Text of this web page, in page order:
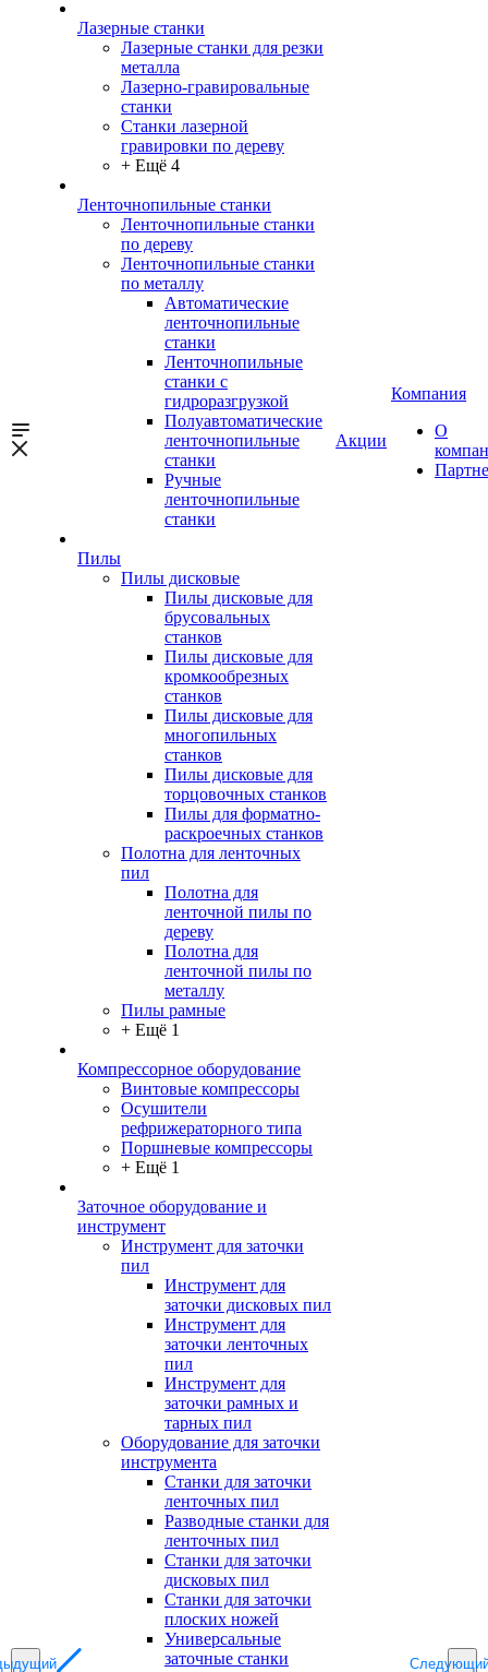
Лазерные станки
Лазерные станки для резки
металла
Лазерно-гравировальные
станки
Станки лазерной
гравировки по дереву
+ Ещё 4
Ленточнопильные станки
Ленточнопильные станки
по дереву
Ленточнопильные станки
по металлу
Автоматические
ленточнопильные
станки
Ленточнопильные
станки с
гидроразгрузкой
Полуавтоматические
ленточнопильные
станки
Ручные
ленточнопильные
станки
Пилы
Пилы дисковые
Пилы дисковые для
брусовальных
станков
Пилы дисковые для
кромкообрезных
станков
Пилы дисковые для
многопильных
станков
Пилы дисковые для
торцовочных станков
Пилы для форматно-
раскроечных станков
Полотна для ленточных
пил
Полотна для
ленточной пилы по
дереву
Полотна для
ленточной пилы по
металлу
Пилы рамные
+ Ещё 1
Компрессорное оборудование
Винтовые компрессоры
Осушители
рефрижераторного типа
Поршневые компрессоры
+ Ещё 1
Заточное оборудование и
инструмент
Инструмент для заточки
пил
Инструмент для
заточки дисковых пил
Инструмент для
заточки ленточных
пил
Инструмент для
заточки рамных и
тарных пил
Оборудование для заточки
инструмента
Станки для заточки
ленточных пил
Разводные станки для
ленточных пил
Станки для заточки
дисковых пил
Станки для заточки
плоских ножей
Универсальные
заточные станки
Акции
Компания
О